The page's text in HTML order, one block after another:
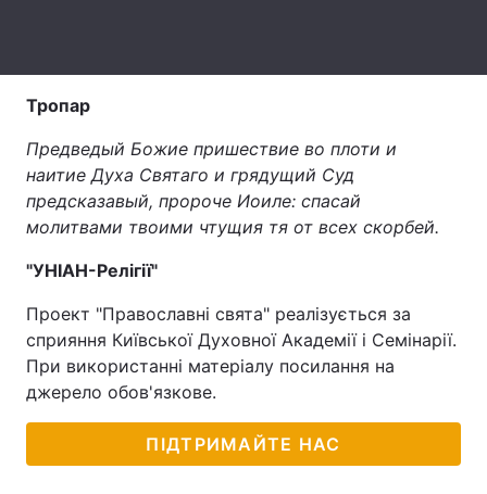
Зброя
Здоров'я Туризм
Цікавинки Погода
Лонгріди
Відео з Youtube Статті
Архів Вакансії
Тропар
Предведый Божие пришествие во плоти и
наитие Духа Святаго и грядущий Суд
предсказавый, пророче Иоиле: спасай
молитвами твоими чтущия тя от всех скорбей.
"УНІАН-Релігії"
Проект "Православні свята" реалізується за
сприяння Київської Духовної Академії і Семінарії.
При використанні матеріалу посилання на
джерело обов'язкове.
ПІДТРИМАЙТЕ НАС